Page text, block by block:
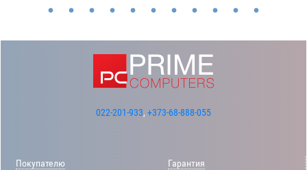
022-201-933, +373-68-888-055
Покупателю
Гарантия